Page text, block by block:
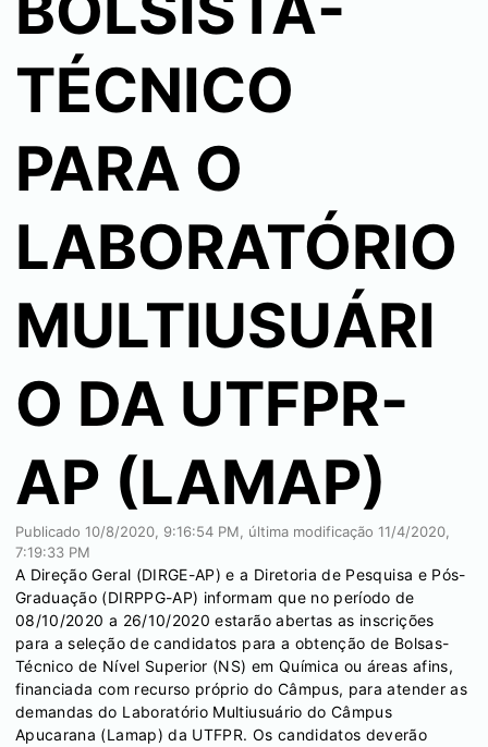
TÉCNICO
PARA O
LABORATÓRIO
MULTIUSUÁRI
O DA UTFPR-
AP (LAMAP)
Publicado 10/8/2020, 9:16:54 PM , última modificação 11/4/2020,
7:19:33 PM
A Direção Geral (DIRGE-AP) e a Diretoria de Pesquisa e Pós-
Graduação (DIRPPG-AP) informam que no período de
08/10/2020 a 26/10/2020 estarão abertas as inscrições
para a seleção de candidatos para a obtenção de Bolsas-
Técnico de Nível Superior (NS) em Química ou áreas afins,
financiada com recurso próprio do Câmpus, para atender as
demandas do Laboratório Multiusuário do Câmpus
Apucarana (Lamap) da UTFPR. Os candidatos deverão